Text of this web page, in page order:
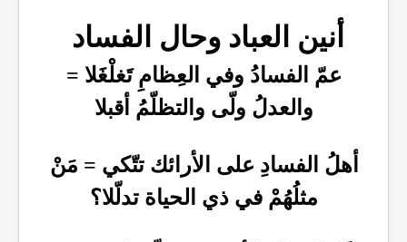
أنين العباد وحال الفساد
عمّ الفسادُ وفي العِظامِ تَغلْغَلا =
والعدلُ ولّى والتظلّمُ أقبلا
أهلُ الفسادِ على الأرائك تتّكي = مَنْ
مثلُهُمْ في ذي الحياة تدلّلا؟